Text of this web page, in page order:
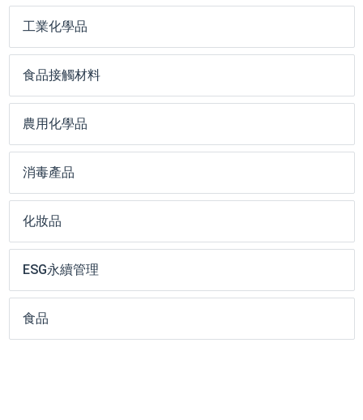
工業化學品
食品接觸材料
農用化學品
消毒產品
化妝品
ESG永續管理
食品